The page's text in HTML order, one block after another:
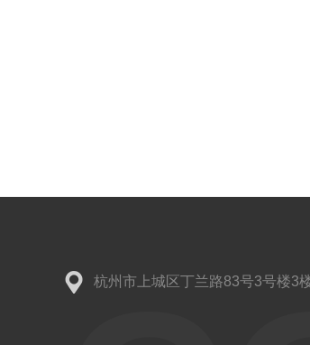
杭州市上城区丁兰路83号3号楼3